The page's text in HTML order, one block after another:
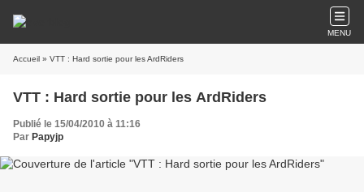
MENU
Accueil » VTT : Hard sortie pour les ArdRiders
VTT : Hard sortie pour les ArdRiders
Publié le 15/04/2010 à 11:16
Par Papyjp